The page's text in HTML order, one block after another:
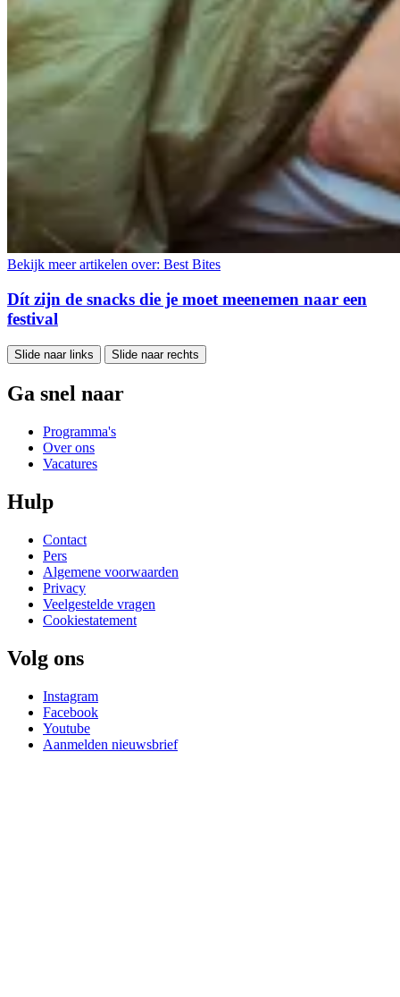
Bekijk meer artikelen over: Best Bites
Dít zijn de snacks die je moet meenemen naar een
festival
Slide naar links Slide naar rechts
Ga snel naar
Programma's
Over ons
Vacatures
Hulp
Contact
Pers
Algemene voorwaarden
Privacy
Veelgestelde vragen
Cookiestatement
Volg ons
Instagram
Facebook
Youtube
Aanmelden nieuwsbrief